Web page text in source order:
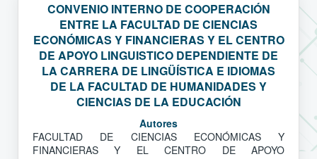
CONVENIO INTERNO DE COOPERACIÓN
ENTRE LA FACULTAD DE CIENCIAS
ECONÓMICAS Y FINANCIERAS Y EL CENTRO
DE APOYO LINGUISTICO DEPENDIENTE DE
LA CARRERA DE LINGÜÍSTICA E IDIOMAS
DE LA FACULTAD DE HUMANIDADES Y
CIENCIAS DE LA EDUCACIÓN
Autores
FACULTAD DE CIENCIAS ECONÓMICAS Y
FINANCIERAS Y EL CENTRO DE APOYO